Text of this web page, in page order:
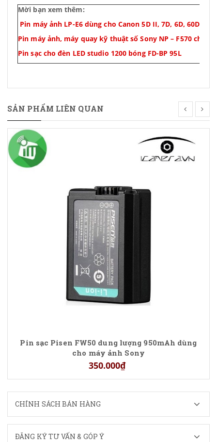
Mời bạn xem thêm:
Pin máy ảnh LP-E6 dùng cho Canon 5D II, 7D, 6D, 60D,
Pin máy ảnh, máy quay kỹ thuật số Sony NP – F570 chất
Pin sạc cho đèn LED studio 1200 bóng FD-BP 95L
SẢN PHẨM LIÊN QUAN
Pin sạc Pisen FW50 dung lượng 950mAh dùng
cho máy ảnh Sony
350.000₫
CHÍNH SÁCH BÁN HÀNG
ĐĂNG KÝ TƯ VẤN & GÓP Ý